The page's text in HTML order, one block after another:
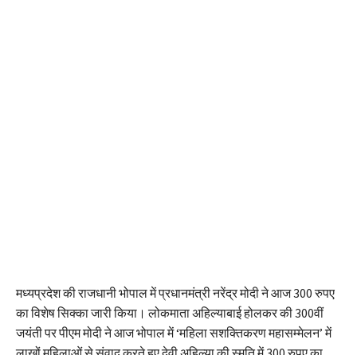
मध्यप्रदेश की राजधानी भोपाल में प्रधानमंत्री नरेंद्र मोदी ने आज 300 रुपए
का विशेष सिक्का जारी किया। लोकमाता अहिल्याबाई होलकर की 300वीं
जयंती पर पीएम मोदी ने आज भोपाल में ‘महिला सशक्तिकरण महासम्मेलन’ में